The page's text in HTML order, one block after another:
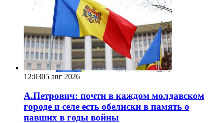
12:0305 авг 2026
А.Петрович: почти в каждом молдавском
городе и селе есть обелиски в память о
павших в годы войны